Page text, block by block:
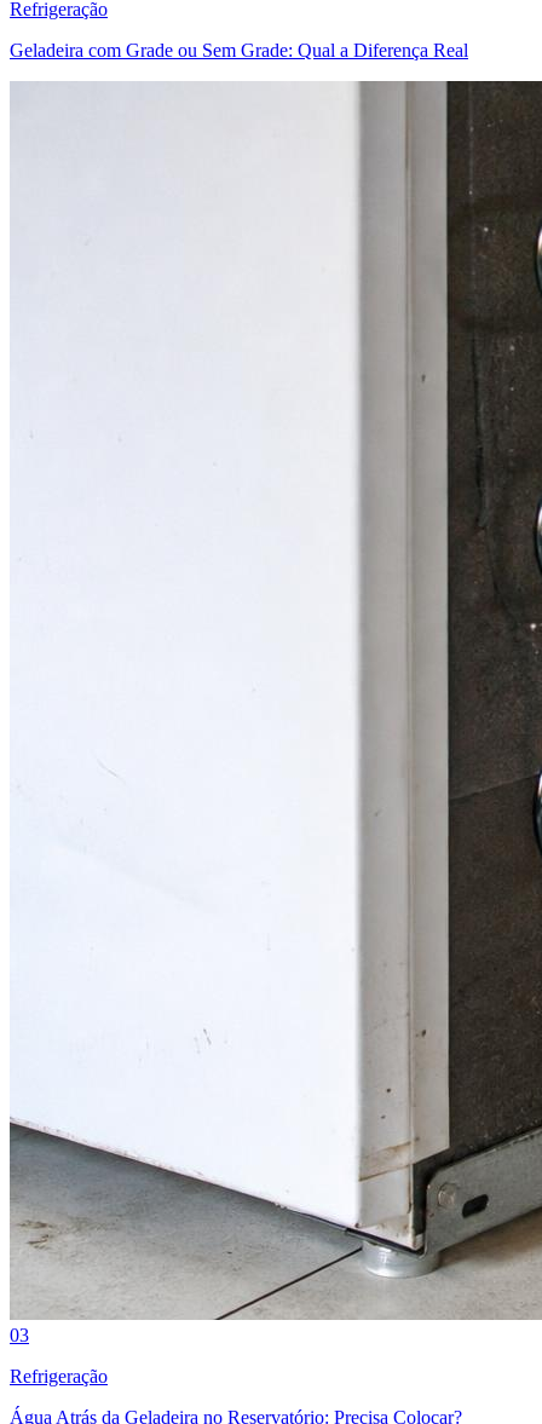
Refrigeração
Geladeira com Grade ou Sem Grade: Qual a Diferença Real
03
Refrigeração
Água Atrás da Geladeira no Reservatório: Precisa Colocar?